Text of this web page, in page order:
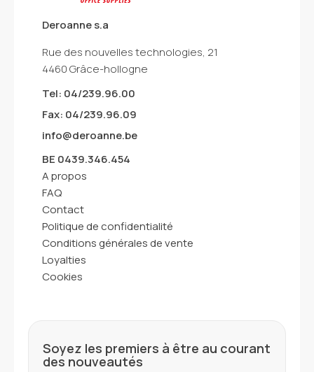
Deroanne s.a
Rue des nouvelles technologies, 21
4460 Grâce-hollogne
Tel: 04/239.96.00
Fax: 04/239.96.09
info@deroanne.be
BE 0439.346.454
A propos
FAQ
Contact
Politique de confidentialité
Conditions générales de vente
Loyalties
Cookies
Soyez les premiers à être au courant
des nouveautés